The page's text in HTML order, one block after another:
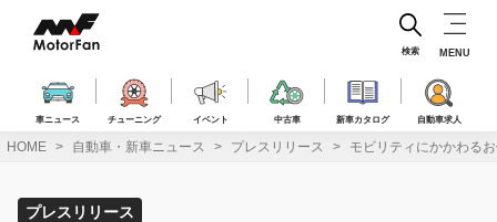
ス
車ニュース チューニング イベント 中古車 新車カタログ 自動車求人
検索 MENU
HOME 自動車・新車ニュース プレスリリース モビリティにかかわる
プレスリリース